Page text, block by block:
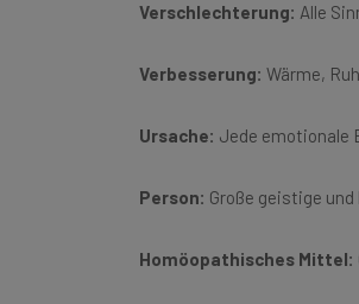
Verschlechterung: Alle
Verbesserung: Wärme,
Ursache: Jede emotionale
Person: Große geistige
Homöopathisches Mittel: